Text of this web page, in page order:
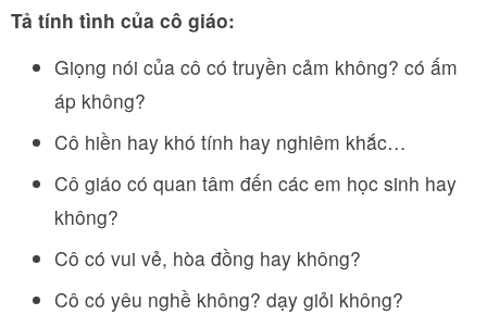
Tả tính tình của cô giáo:
Giọng nói của cô có truyền cảm không? có ấm
áp không?
Cô hiền hay khó tính hay nghiêm khắc…
Cô giáo có quan tâm đến các em học sinh hay
không?
Cô có vui vẻ, hòa đồng hay không?
Cô có yêu nghề không? dạy giỏi không?